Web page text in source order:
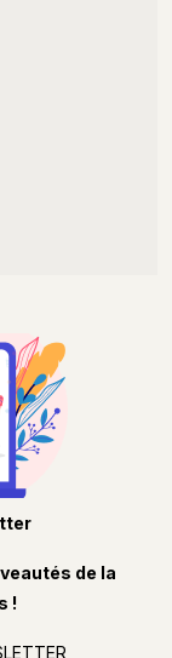
Retail
de la
!